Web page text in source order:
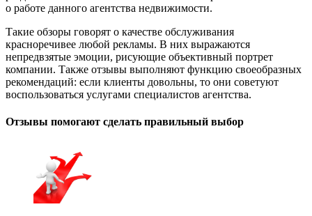
о работе данного агентства недвижимости.
Такие обзоры говорят о качестве обслуживания
красноречивее любой рекламы. В них выражаются
непредвзятые эмоции, рисующие объективный портрет
компании. Также отзывы выполняют функцию своеобразных
рекомендаций: если клиенты довольны, то они советуют
воспользоваться услугами специалистов агентства.
Отзывы помогают сделать правильный выбор